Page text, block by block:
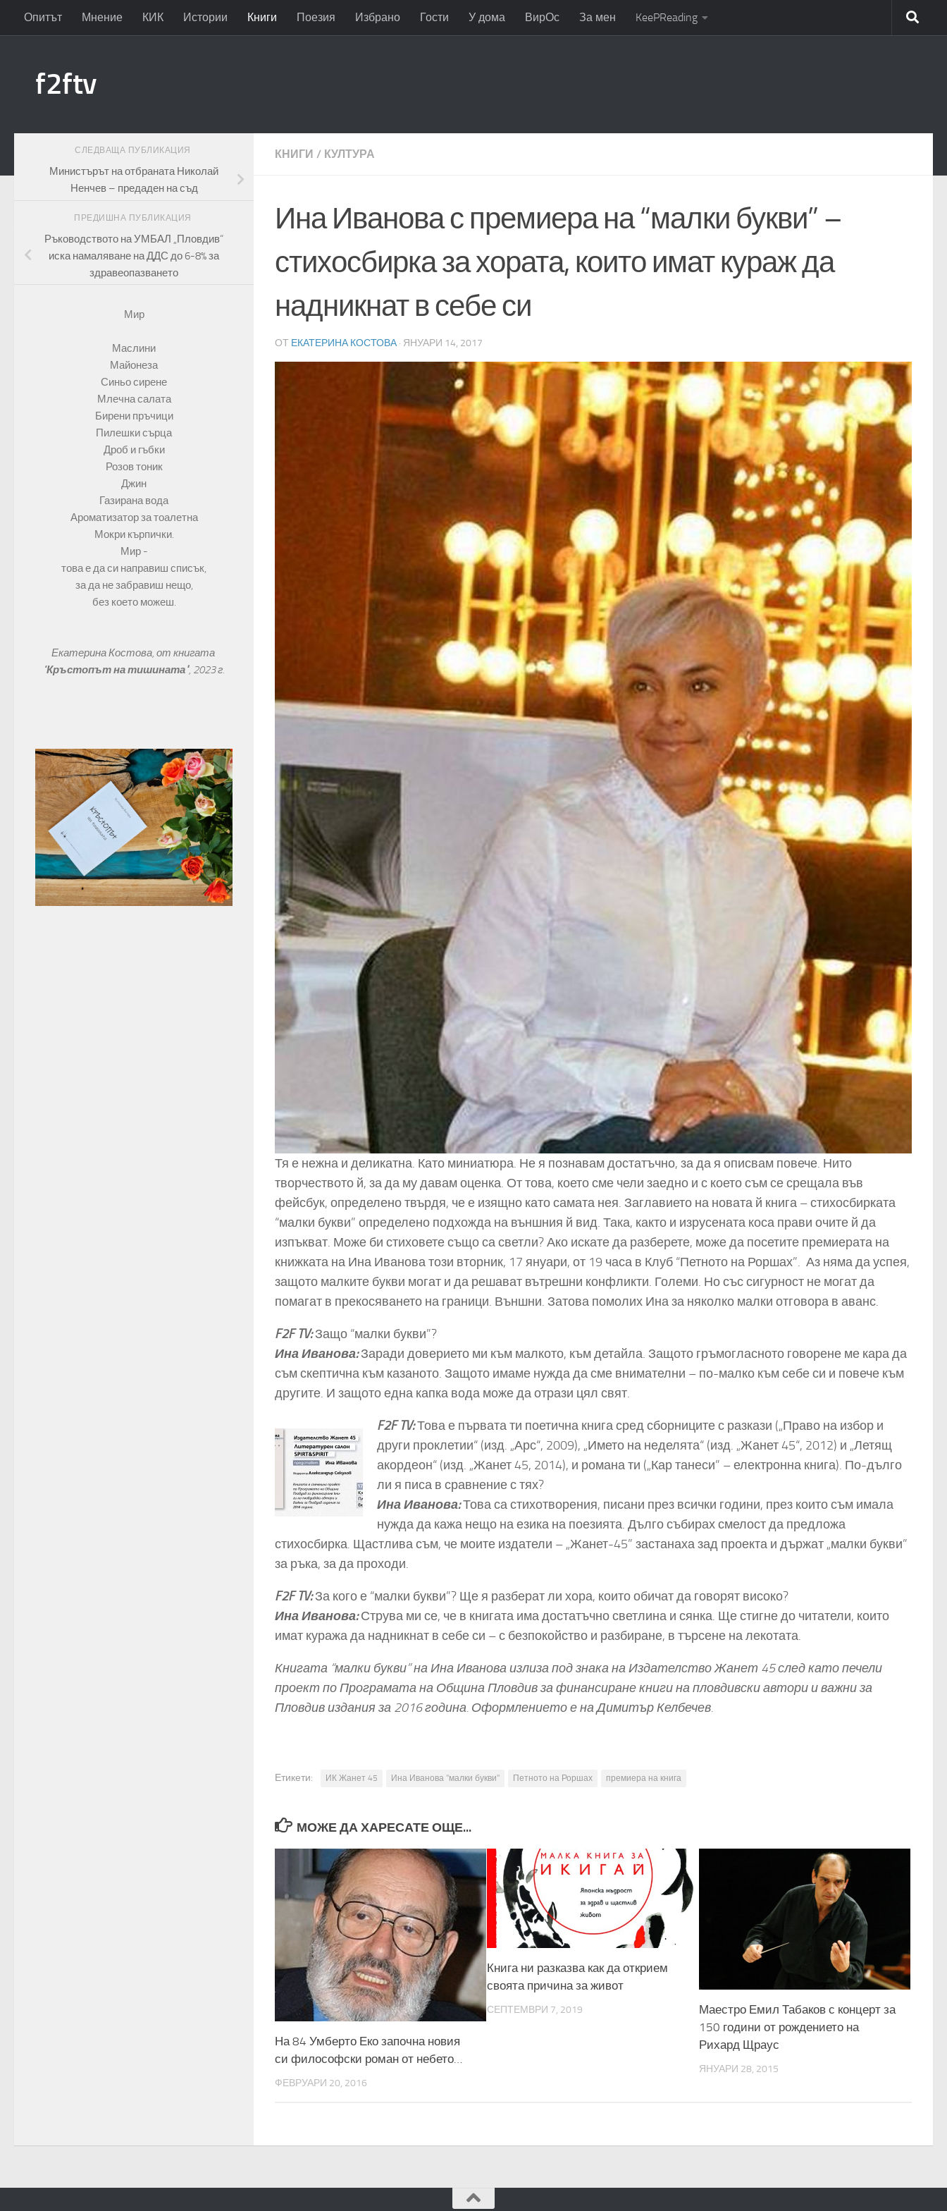
Към съдържанието
Опитът Мнение КИК Истории Книги Поезия Избрано Гости У дома ВирОс За мен KeePReading
f2ftv
КНИГИ / КУЛТУРА
Ина Иванова с премиера на “малки букви” –
стихосбирка за хората, които имат кураж да
надникнат в себе си
ОТ ЕКАТЕРИНА КОСТОВА · ЯНУАРИ 14, 2017
Тя е нежна и деликатна. Като миниатюра. Не я познавам достатъчно, за да я описвам повече. Нито
творчеството й, за да му давам оценка. От това, което сме чели заедно и с което съм се срещала във
фейсбук, определено твърдя, че е изящно като самата нея. Заглавието на новата й книга – стихосбирката
“малки букви” определено подхожда на външния й вид. Така, както и изрусената коса прави очите й да
изпъкват. Може би стиховете също са светли? Ако искате да разберете, може да посетите премиерата на
книжката на Ина Иванова този вторник, 17 януари, от 19 часа в Клуб “Петното на Роршах”. Аз няма да успея,
защото малките букви могат и да решават вътрешни конфликти. Големи. Но със сигурност не могат да
помагат в прекосяването на граници. Външни. Затова помолих Ина за няколко малки отговора в аванс.
F2F TV:Защо “малки букви”?
Ина Иванова:Заради доверието ми към малкото, към детайла. Защото гръмогласното говорене ме кара да
съм скептична към казаното. Защото имаме нужда да сме внимателни – по-малко към себе си и повече към
другите. И защото една капка вода може да отрази цял свят.
F2F TV:Това е първата ти поетична книга сред сборниците с разкази („Право на избор и
други проклетии“ (изд. „Арс“, 2009), „Името на неделята“ (изд. „Жанет 45“, 2012) и „Летящ
акордеон“ (изд. „Жанет 45, 2014), и романа ти („Кар танеси” – електронна книга). По-дълго
ли я писа в сравнение с тях?
Ина Иванова:Това са стихотворения, писани през всички години, през които съм имала
нужда да кажа нещо на езика на поезията. Дълго събирах смелост да предложа
стихосбирка. Щастлива съм, че моите издатели – „Жанет-45” застанаха зад проекта и държат „малки букви”
за ръка, за да проходи.
F2F TV: За кого е “малки букви”? Ще я разберат ли хора, които обичат да говорят високо?
Ина Иванова:Струва ми се, че в книгата има достатъчно светлина и сянка. Ще стигне до читатели, които
имат куража да надникнат в себе си – с безпокойство и разбиране, в търсене на лекотата.
Книгата “малки букви” на Ина Иванова излиза под знака на Издателство Жанет 45 след като печели
проект по Програмата на Община Пловдив за финансиране книги на пловдивски автори и важни за
Пловдив издания за 2016 година. Оформлението е на Димитър Келбечев.
Етикети: ИК Жанет 45 Ина Иванова "малки букви" Петното на Роршах премиера на книга
МОЖЕ ДА ХАРЕСАТЕ ОЩЕ...
На 84 Умберто Еко започна новия
си философски роман от небето…
ФЕВРУАРИ 20, 2016
Книга ни разказва как да открием
своята причина за живот
СЕПТЕМВРИ 7, 2019
Маестро Емил Табаков с концерт за
150 години от рождението на
Рихард Щраус
ЯНУАРИ 28, 2015
СЛЕДВАЩА ПУБЛИКАЦИЯ
Министърът на отбраната Николай
Ненчев – предаден на съд
ПРЕДИШНА ПУБЛИКАЦИЯ
Ръководството на УМБАЛ „Пловдив“
иска намаляване на ДДС до 6-8% за
здравеопазването
Мир
Маслини
Майонеза
Синьо сирене
Млечна салата
Бирени пръчици
Пилешки сърца
Дроб и гъбки
Розов тоник
Джин
Газирана вода
Ароматизатор за тоалетна
Мокри кърпички.
Мир -
това е да си направиш списък,
за да не забравиш нещо,
без което можеш.
Екатерина Костова, от книгата
"Кръстопът на тишината", 2023 г.